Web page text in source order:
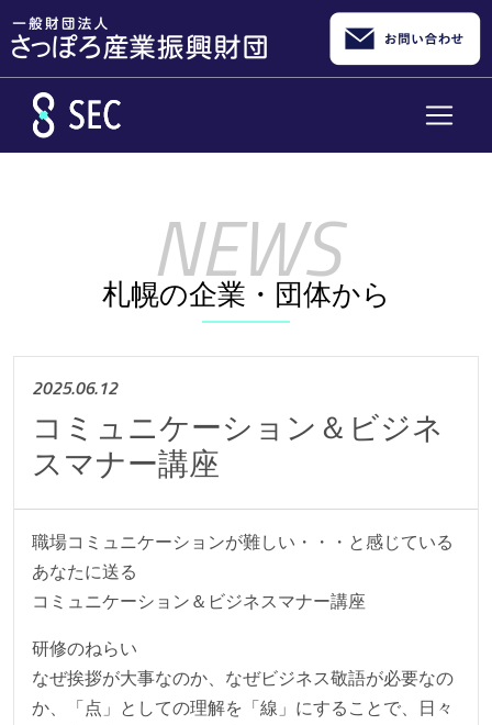
札幌の企業・団体から
2025.06.12
コミュニケーション＆ビジネ
スマナー講座
職場コミュニケーションが難しい・・・と感じている
あなたに送る
コミュニケーション＆ビジネスマナー講座
研修のねらい
なぜ挨拶が大事なのか、なぜビジネス敬語が必要なの
か、「点」としての理解を「線」にすることで、日々